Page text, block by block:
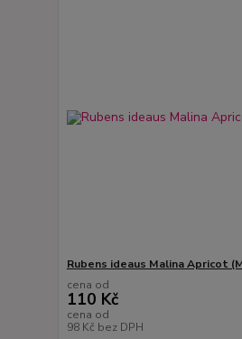
Rubens ideaus Malina Apricot
cena od
110 Kč
cena od
98 Kč bez DPH